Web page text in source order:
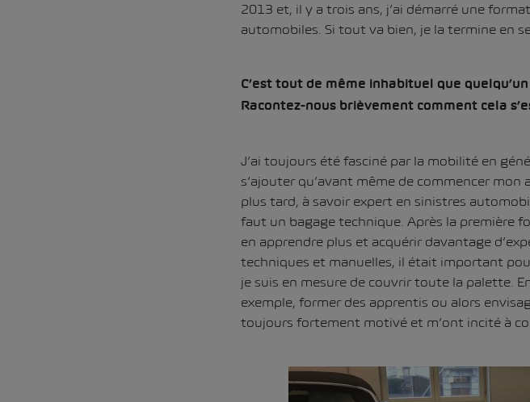
2013 et, il y a trois ans, j’ai démarré une
automobiles. Si tout va bien, je la termine en
C’est tout de même inhabituel que
Racontez-nous brièvement comment cela
J’ai toujours été fasciné par la mobilité en
s’ajouter qu’avant même de commencer
plus tard, à savoir expert en sinistres
faut un bagage technique. Après la première
en apprendre plus et acquérir davantage
techniques et manuelles, il était important
je suis en mesure de couvrir toute la palette.
exemple, former des apprentis ou alors
toujours fortement motivé et m’ont incité à